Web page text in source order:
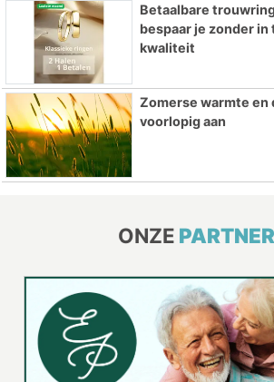
Betaalbare
bespaar je zonder in
kwaliteit
Zomerse warmte en
voorlopig aan
ONZE